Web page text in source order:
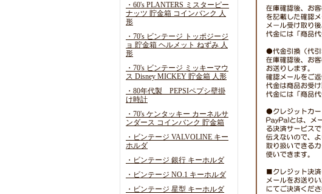
・60's PLANTERS ミスターピー
ナッツ 貯金箱 コインバンク 人
形
・70's ビンテージ トッポジージ
ョ 貯金箱 ヘルメット ねずみ 人
形
・70's ビンテージ ミッキーマウ
ス Disney MICKEY 貯金箱 人形
・80年代製 PEPSIペプシ壁掛
け時計
・70's ケンタッキー カーネルサ
ンダース コインバンク 貯金箱
・ビンテージ VALVOLINE キー
ホルダ
・ビンテージ 銀行 キーホルダ
・ビンテージ NO.1 キーホルダ
・ビンテージ 星型 キーホルダ